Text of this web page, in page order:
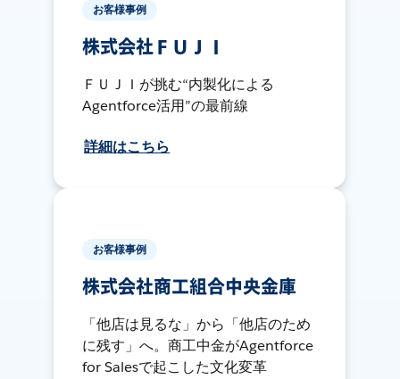
お客様事例
株式会社ＦＵＪＩ
ＦＵＪＩが挑む“内製化による
Agentforce活用”の最前線
詳細はこちら
お客様事例
株式会社商工組合中央金庫
「他店は見るな」から「他店のため
に残す」へ。商工中金がAgentforce
for Salesで起こした文化変革